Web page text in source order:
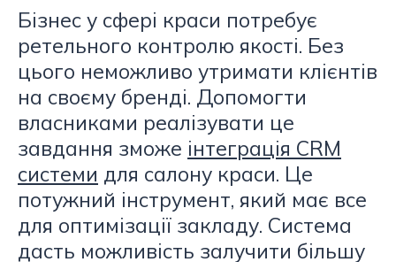
Бізнес у сфері краси потребує
ретельного контролю якості. Без
цього неможливо утримати клієнтів
на своєму бренді. Допомогти
власниками реалізувати це
завдання зможе інтеграція CRM
системи для салону краси. Це
потужний інструмент, який має все
для оптимізації закладу. Система
дасть можливість залучити більшу